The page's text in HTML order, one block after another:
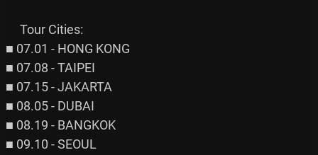
■ 07.01 - HONG KONG
■ 07.08 - TAIPEI
■ 07.15 - JAKARTA
■ 08.05 - DUBAI
■ 08.19 - BANGKOK
■ 09.10 - SEOUL